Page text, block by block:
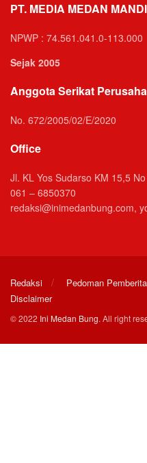
PT. MEDIA MEDAN
NPWP : 74.561.041.0-113.000
Sejak 2005
Anggota Serikat
No. 672/2005/02/E/2020
Office
Jl. KL Yos Sudarso KM 15,5
061 – 6850370
redaksi@inimedanbung.com,
Redaksi Pedoman
Disclaimer
© 2022 Ini Medan Bung. All right